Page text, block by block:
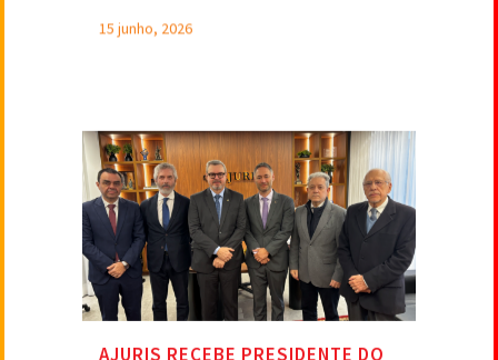
AJURIS RECEBE PRESIDENTE DO
TRIBUNAL DE JUSTIÇA PARA
DIÁLOGO COM A MAGISTRATURA
Corregedor-geral de Justiça também